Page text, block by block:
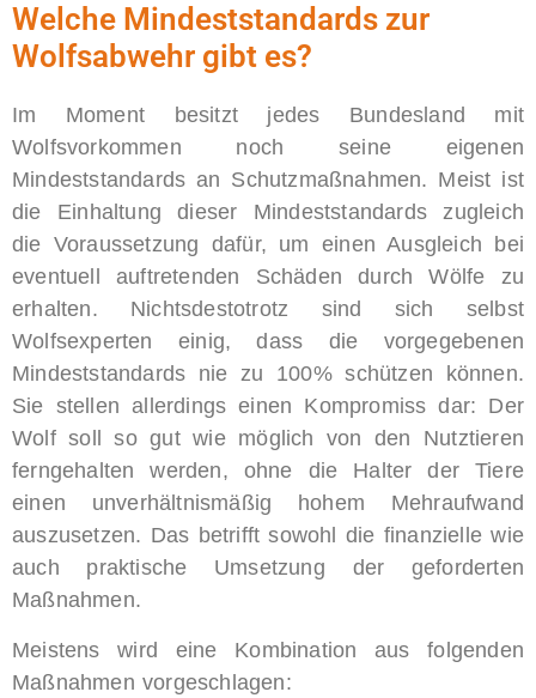
Welche Mindeststandards zur
Wolfsabwehr gibt es?
Im Moment besitzt jedes Bundesland mit
Wolfsvorkommen noch seine eigenen
Mindeststandards an Schutzmaßnahmen. Meist ist
die Einhaltung dieser Mindeststandards zugleich
die Voraussetzung dafür, um einen Ausgleich bei
eventuell auftretenden Schäden durch Wölfe zu
erhalten. Nichtsdestotrotz sind sich selbst
Wolfsexperten einig, dass die vorgegebenen
Mindeststandards nie zu 100% schützen können.
Sie stellen allerdings einen Kompromiss dar: Der
Wolf soll so gut wie möglich von den Nutztieren
ferngehalten werden, ohne die Halter der Tiere
einen unverhältnismäßig hohem Mehraufwand
auszusetzen. Das betrifft sowohl die finanzielle wie
auch praktische Umsetzung der geforderten
Maßnahmen.
Meistens wird eine Kombination aus folgenden
Maßnahmen vorgeschlagen: